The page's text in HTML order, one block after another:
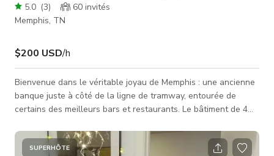
5.0 (3) 60 invités
Memphis, TN
$200 USD/h
Bienvenue dans le véritable joyau de Memphis : une ancienne
banque juste à côté de la ligne de tramway, entourée de
certains des meilleurs bars et restaurants. Le bâtiment de 4
Renseignez-vous pour organiser votre prochain événement !
Salle de jeux ouverte avec table de billard/football de table. À
SUPERHÔTE